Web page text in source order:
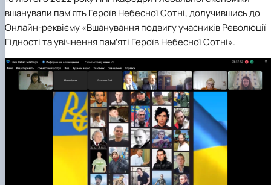
Сторінка аспіранта
вшанували пам'ять Героїв Небесної Сотні, долучившись до
Онлайн-реквієму «Вшанування подвигу учасників Революції
Гідності та увічнення пам’яті Героїв Небесної Сотні».